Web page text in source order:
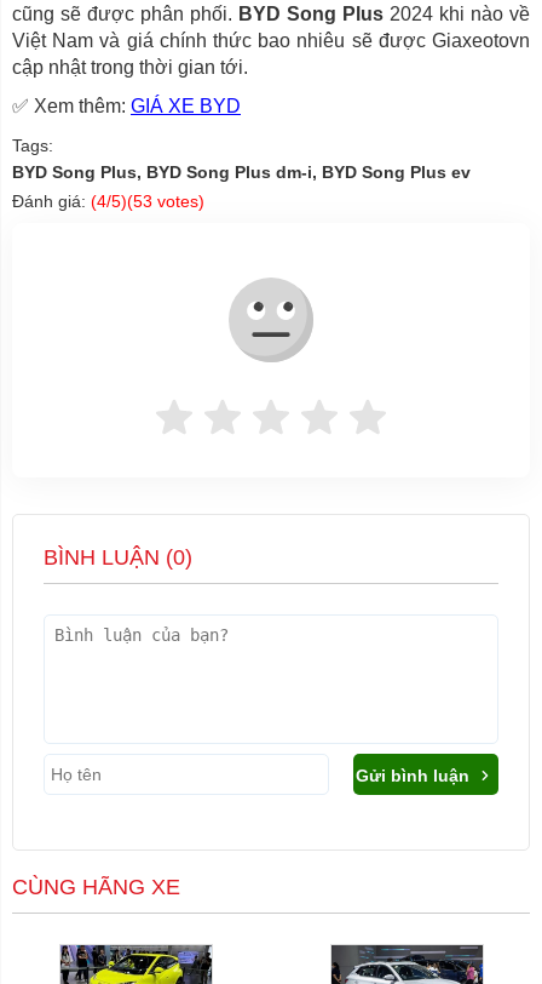
cũng sẽ được phân phối. BYD Song Plus 2024 khi nào về
Việt Nam và giá chính thức bao nhiêu sẽ được Giaxeotovn
cập nhật trong thời gian tới.
✅ Xem thêm: GIÁ XE BYD
Tags:
BYD Song Plus, BYD Song Plus dm-i, BYD Song Plus ev
Đánh giá: (4/5)(53 votes)
BÌNH LUẬN (0)
Gửi bình luận
CÙNG HÃNG XE